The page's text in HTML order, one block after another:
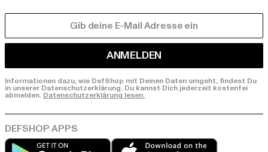
ANMELDEN
Informationen dazu, wie DefShop mit Deinen Daten umgeht, findest Du
in unserer Datenschutzerklärung. Du kannst Dich jederzeit kostenfei
abmelden. Datenschutzerklärung lesen.
Play market
App store